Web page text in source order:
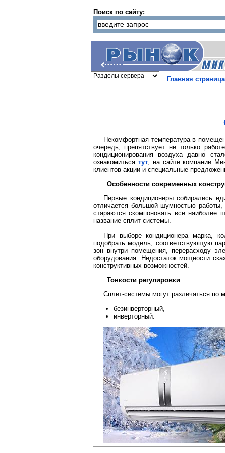
Поиск по сайту:
Главная страница
Некомфортная температура в
очередь, препятствует не только
кондиционирования воздуха давно
ознакомиться тут, на сайте компании
клиентов акции и специальные
Особенности современных
Первые кондиционеры собирались
отличается большой шумностью
стараются скомпоновать все наиболее
название сплит-системы.
При выборе кондиционера марка,
подобрать модель, соответствующую
зон внутри помещения, перерасходу
оборудования. Недостаток мощности
конструктивных возможностей.
Тонкости регулировки
Сплит-системы могут различаться по
безинверторный,
инверторный.